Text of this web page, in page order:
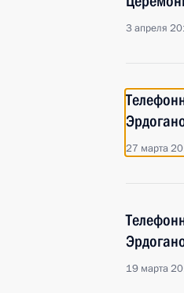
3 апреля
27 марта
19 марта